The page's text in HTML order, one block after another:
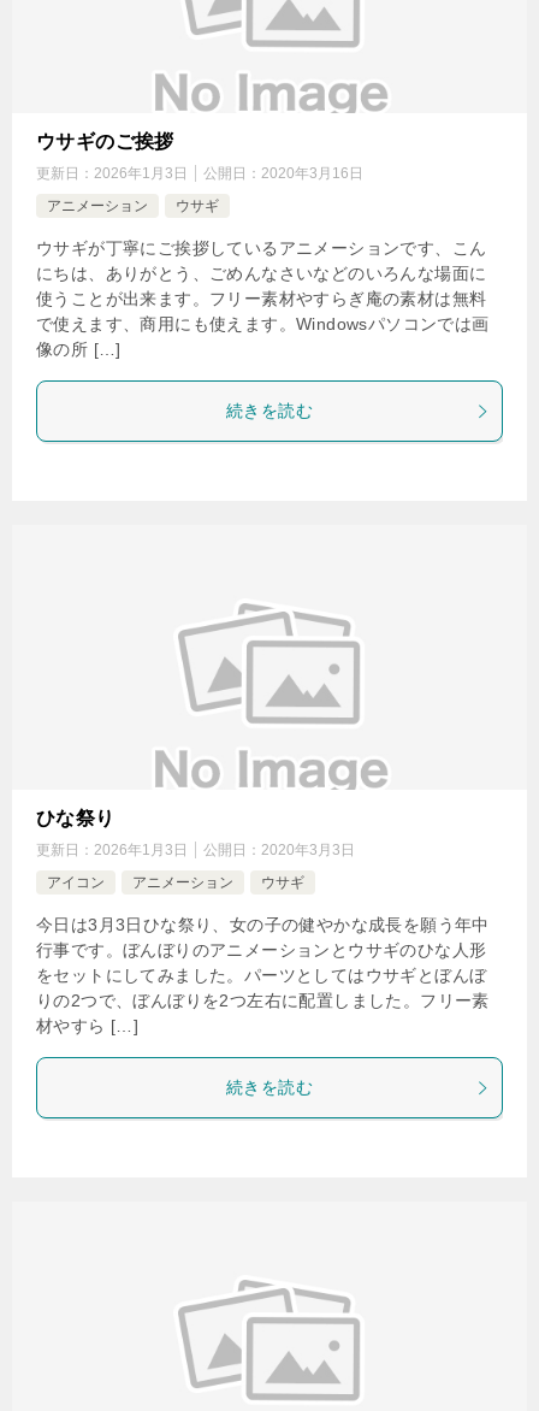
ウサギのご挨拶
更新日： 2026年1月3日 公開日： 2020年3月16日
アニメーション
ウサギ
ウサギが丁寧にご挨拶しているアニメーションです、こん
にちは、ありがとう、ごめんなさいなどのいろんな場面に
使うことが出来ます。フリー素材やすらぎ庵の素材は無料
で使えます、商用にも使えます。Windowsパソコンでは画
像の所 […]
続きを読む
ひな祭り
更新日： 2026年1月3日 公開日： 2020年3月3日
アイコン
アニメーション ウサギ
今日は3月3日ひな祭り、女の子の健やかな成長を願う年中
行事です。ぼんぼりのアニメーションとウサギのひな人形
をセットにしてみました。パーツとしてはウサギとぼんぼ
りの2つで、ぼんぼりを2つ左右に配置しました。フリー素
材やすら […]
続きを読む